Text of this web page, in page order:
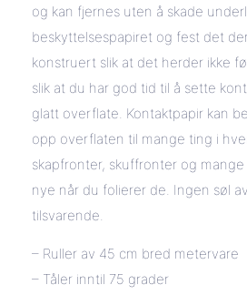
og kan fjernes uten å skade
beskyttelsespapiret og fest det
konstruert slik at det herder ikke
slik at du har god tid til å sette
glatt overflate. Kontaktpapir kan
opp overflaten til mange ting i
skapfronter, skuffronter og
nye når du folierer de. Ingen søl
tilsvarende.
– Ruller av 45 cm bred metervare
– Tåler inntil 75 grader